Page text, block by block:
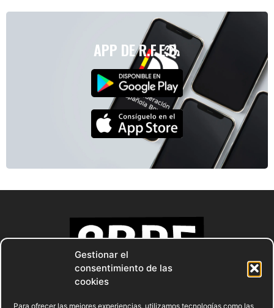
Gestionar el
consentimiento de las
cookies
Para ofrecer las mejores experiencias, utilizamos tecnologías como las
APP DE R.F.E.B.